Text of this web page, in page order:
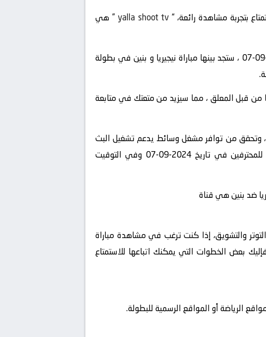
بتجربة مشاهدة رائعة، “ yalla shoot tv ” هي
” واستعرض قائمة المباريات المباشرة المتاحة في تاريخ 2024-09-07 ، ستجد بينها مباراة نيجيريا و بنين في بطولة
من قبل المعلق ، مما سيزيد من متعتك في متابعة
وتحقق من توافر مشغل وسائط يدعم تشغيل البث
المباشر، استمتع بمشاهدة المباراة المثيرة بين نيجيريا و بنين في بطولة الدوري السعودي للمحترفين في تاريخ 2024-09-07 وفي التوقيت
ضد بنين هي قناة
والتشويق، إذا كنت ترغب في مشاهدة مباراة
كأس الأمم الإفريقية 2025 بث مباشر على ، فإليك بعض الخطوات التي يمكنك اتباعها للاستمتاع
الرياضة أو المواقع الرسمية للبطولة.